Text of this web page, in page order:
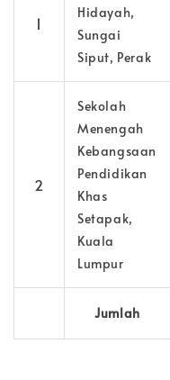
1
Hidayah,
Sungai
Siput, Perak
2
Sekolah
Menengah
Kebangsaan
Pendidikan
Khas
Setapak,
Kuala
Lumpur
Jumlah